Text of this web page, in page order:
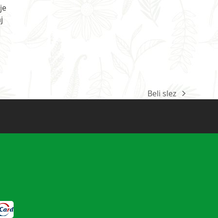
next
Beli slez